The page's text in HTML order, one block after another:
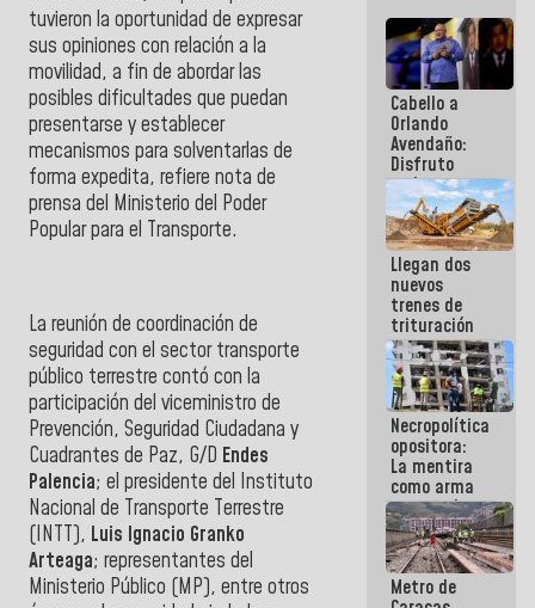
tuvieron la oportunidad de expresar
sus opiniones con relación a la
movilidad, a fin de abordar las
posibles dificultades que puedan
presentarse y establecer
mecanismos para solventarlas de
forma expedita, refiere nota de
prensa del Ministerio del Poder
Popular para el Transporte.
La reunión de coordinación de
seguridad con el sector transporte
público terrestre contó con la
participación del viceministro de
Prevención, Seguridad Ciudadana y
Cuadrantes de Paz, G/D Endes
Palencia; el presidente del Instituto
Nacional de Transporte Terrestre
(INTT), Luis Ignacio Granko
Arteaga; representantes del
Ministerio Público (MP), entre otros
Cabello a
Orlando
Avendaño:
Disfruto
cada vez
que escribes
porque lo
que haces
es
embarrarla
Llegan dos
nuevos
trenes de
trituración
para
optimizar
manejo de
escombros
en La Guaira
Necropolítica
opositora:
La mentira
como arma
contra el
Pueblo
Metro de